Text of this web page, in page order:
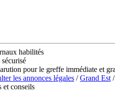
habilités
pour le greffe immédiate et
les annonces légales /Grand Est /
et conseils